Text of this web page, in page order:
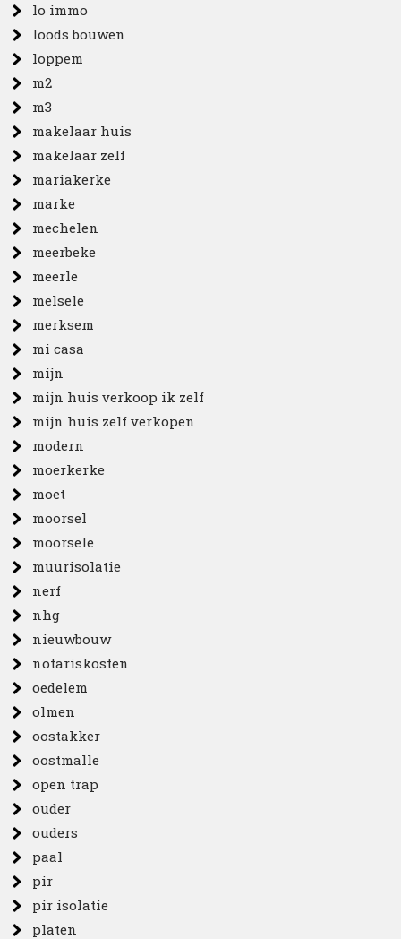
lo immo
loods bouwen
loppem
m2
m3
makelaar huis
makelaar zelf
mariakerke
marke
mechelen
meerbeke
meerle
melsele
merksem
mi casa
mijn
mijn huis verkoop ik zelf
mijn huis zelf verkopen
modern
moerkerke
moet
moorsel
moorsele
muurisolatie
nerf
nhg
nieuwbouw
notariskosten
oedelem
olmen
oostakker
oostmalle
open trap
ouder
ouders
paal
pir
pir isolatie
platen